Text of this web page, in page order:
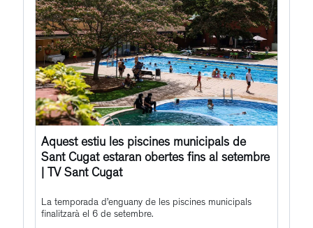
Aquest estiu les piscines municipals de
Sant Cugat estaran obertes fins al setembre
| TV Sant Cugat
La temporada d’enguany de les piscines municipals
finalitzarà el 6 de setembre.